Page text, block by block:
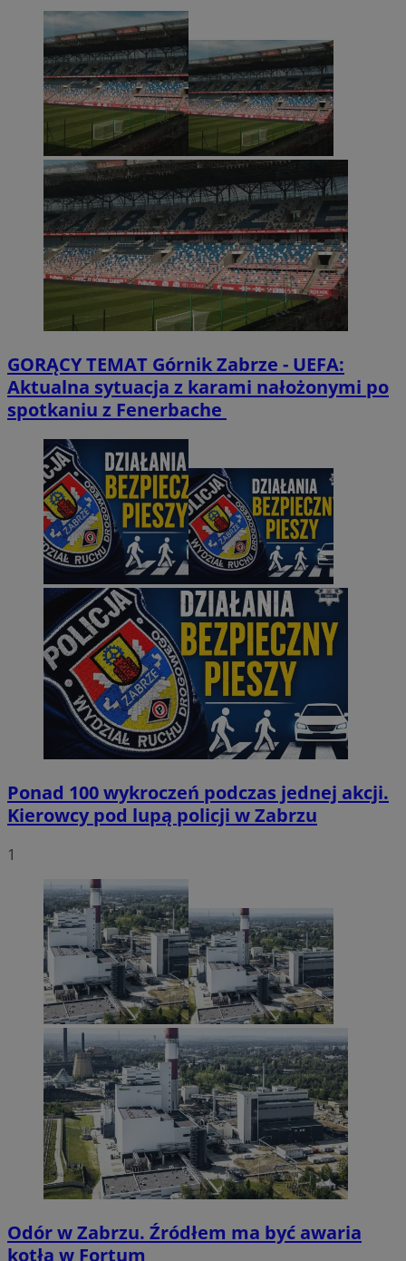
GORĄCY TEMAT Górnik Zabrze - UEFA:
Aktualna sytuacja z karami nałożonymi po
spotkaniu z Fenerbache
Ponad 100 wykroczeń podczas jednej akcji.
Kierowcy pod lupą policji w Zabrzu
1
Odór w Zabrzu. Źródłem ma być awaria
kotła w Fortum